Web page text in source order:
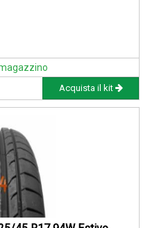
Acquista il kit